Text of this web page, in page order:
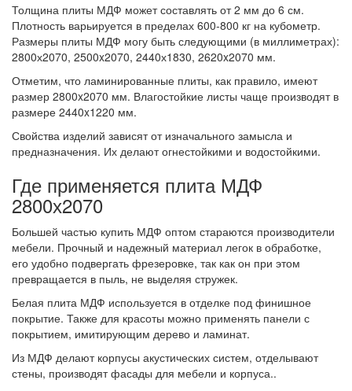
Толщина плиты МДФ может составлять от 2 мм до 6 см.
Плотность варьируется в пределах 600-800 кг на кубометр.
Размеры плиты МДФ могу быть следующими (в миллиметрах):
2800х2070, 2500x2070, 2440х1830, 2620x2070 мм.
Отметим, что ламинированные плиты, как правило, имеют
размер 2800x2070 мм. Влагостойкие листы чаще производят в
размере 2440x1220 мм.
Свойства изделий зависят от изначального замысла и
предназначения. Их делают огнестойкими и водостойкими.
Где применяется плита МДФ
2800х2070
Большей частью купить МДФ оптом стараются производители
мебели. Прочный и надежный материал легок в обработке,
его удобно подвергать фрезеровке, так как он при этом
превращается в пыль, не выделяя стружек.
Белая плита МДФ используется в отделке под финишное
покрытие. Также для красоты можно применять панели с
покрытием, имитирующим дерево и ламинат.
Из МДФ делают корпусы акустических систем, отделывают
стены, производят фасады для мебели и корпуса..